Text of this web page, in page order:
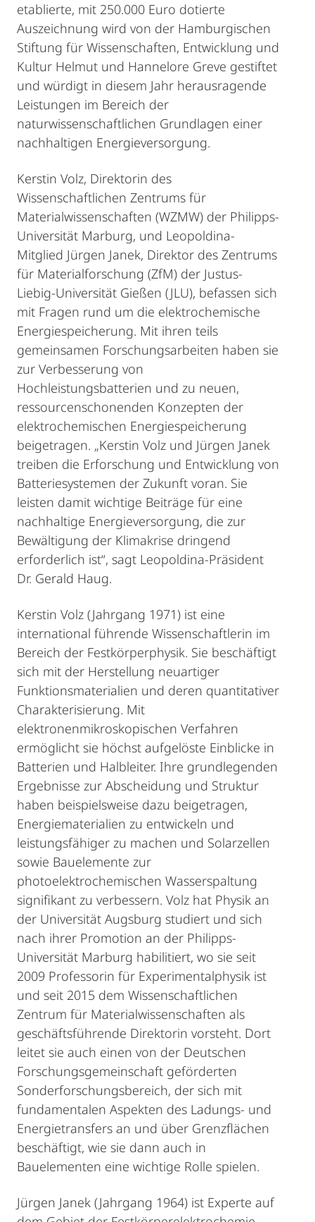
etablierte, mit 250.000 Euro dotierte
Auszeichnung wird von der Hamburgischen
Stiftung für Wissenschaften, Entwicklung und
Kultur Helmut und Hannelore Greve gestiftet
und würdigt in diesem Jahr herausragende
Leistungen im Bereich der
naturwissenschaftlichen Grundlagen einer
nachhaltigen Energieversorgung.
Kerstin Volz, Direktorin des
Wissenschaftlichen Zentrums für
Materialwissenschaften (WZMW) der Philipps-
Universität Marburg, und Leopoldina-
Mitglied Jürgen Janek, Direktor des Zentrums
für Materialforschung (ZfM) der Justus-
Liebig-Universität Gießen (JLU), befassen sich
mit Fragen rund um die elektrochemische
Energiespeicherung. Mit ihren teils
gemeinsamen Forschungsarbeiten haben sie
zur Verbesserung von
Hochleistungsbatterien und zu neuen,
ressourcenschonenden Konzepten der
elektrochemischen Energiespeicherung
beigetragen. „Kerstin Volz und Jürgen Janek
treiben die Erforschung und Entwicklung von
Batteriesystemen der Zukunft voran. Sie
leisten damit wichtige Beiträge für eine
nachhaltige Energieversorgung, die zur
Bewältigung der Klimakrise dringend
erforderlich ist“, sagt Leopoldina-Präsident
Dr. Gerald Haug.
Kerstin Volz (Jahrgang 1971) ist eine
international führende Wissenschaftlerin im
Bereich der Festkörperphysik. Sie beschäftigt
sich mit der Herstellung neuartiger
Funktionsmaterialien und deren quantitativer
Charakterisierung. Mit
elektronenmikroskopischen Verfahren
ermöglicht sie höchst aufgelöste Einblicke in
Batterien und Halbleiter. Ihre grundlegenden
Ergebnisse zur Abscheidung und Struktur
haben beispielsweise dazu beigetragen,
Energiematerialien zu entwickeln und
leistungsfähiger zu machen und Solarzellen
sowie Bauelemente zur
photoelektrochemischen Wasserspaltung
signifikant zu verbessern. Volz hat Physik an
der Universität Augsburg studiert und sich
nach ihrer Promotion an der Philipps-
Universität Marburg habilitiert, wo sie seit
2009 Professorin für Experimentalphysik ist
und seit 2015 dem Wissenschaftlichen
Zentrum für Materialwissenschaften als
geschäftsführende Direktorin vorsteht. Dort
leitet sie auch einen von der Deutschen
Forschungsgemeinschaft geförderten
Sonderforschungsbereich, der sich mit
fundamentalen Aspekten des Ladungs- und
Energietransfers an und über Grenzflächen
beschäftigt, wie sie dann auch in
Bauelementen eine wichtige Rolle spielen.
Jürgen Janek (Jahrgang 1964) ist Experte auf